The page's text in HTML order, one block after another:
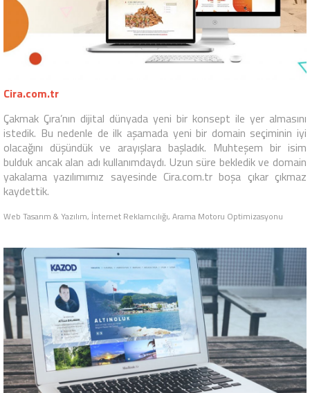
Cira.com.tr
Çakmak Çıra’nın dijital dünyada yeni bir konsept ile yer almasını
istedik. Bu nedenle de ilk aşamada yeni bir domain seçiminin iyi
olacağını düşündük ve arayışlara başladık. Muhteşem bir isim
bulduk ancak alan adı kullanımdaydı. Uzun süre bekledik ve domain
yakalama yazılımımız sayesinde Cira.com.tr boşa çıkar çıkmaz
kaydettik.
Web Tasarım & Yazılım, İnternet Reklamcılığı, Arama Motoru Optimizasyonu